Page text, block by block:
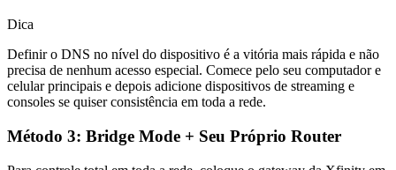
Dica
Definir o DNS no nível do dispositivo é a vitória mais rápida e não
precisa de nenhum acesso especial. Comece pelo seu computador e
celular principais e depois adicione dispositivos de streaming e
consoles se quiser consistência em toda a rede.
Método 3: Bridge Mode + Seu Próprio Router